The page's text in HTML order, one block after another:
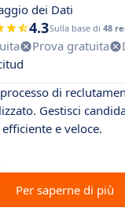
dei Dati
4.3Sulla base di 48
Prova gratuita
di
Gestisci
e veloce.
Per saperne di più